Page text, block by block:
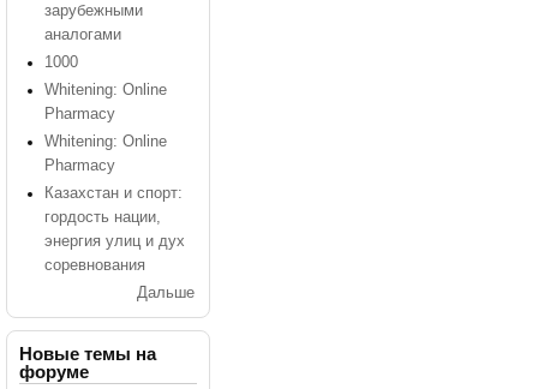
зарубежными
аналогами
1000
Whitening: Online
Pharmacy
Whitening: Online
Pharmacy
Казахстан и спорт:
гордость нации,
энергия улиц и дух
соревнования
Дальше
Новые темы на
форуме